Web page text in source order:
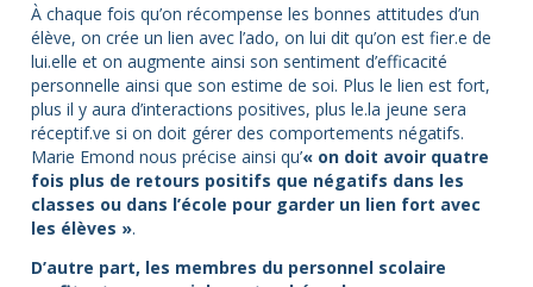
À chaque fois qu’on récompense les bonnes attitudes d’un
élève, on crée un lien avec l’ado, on lui dit qu’on est fier.e de
lui.elle et on augmente ainsi son sentiment d’efficacité
personnelle ainsi que son estime de soi. Plus le lien est fort,
plus il y aura d’interactions positives, plus le.la jeune sera
réceptif.ve si on doit gérer des comportements négatifs.
Marie Emond nous précise ainsi qu’« on doit avoir quatre
fois plus de retours positifs que négatifs dans les
classes ou dans l’école pour garder un lien fort avec
les élèves ».
D’autre part, les membres du personnel scolaire